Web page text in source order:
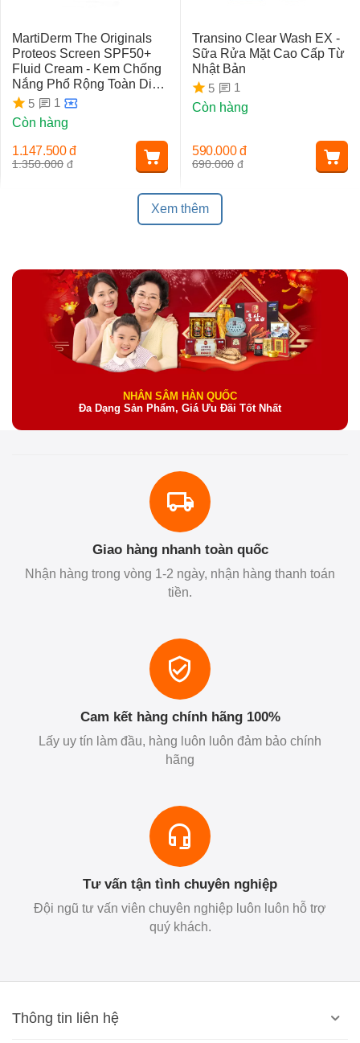
MartiDerm The Originals
Proteos Screen SPF50+
Fluid Cream - Kem Chống
Nắng Phổ Rộng Toàn Diện
Ngừa Lão Hóa, Nám Da
5
1
Còn hàng
1.350.000 đ
1.147.500 đ
Transino Clear Wash EX -
Sữa Rửa Mặt Cao Cấp Từ
Nhật Bản
5
1
Còn hàng
690.000 đ
590.000 đ
Xem thêm
NHÂN SÂM HÀN QUỐC
Đa Dạng Sản Phẩm, Giá Ưu Đãi Tốt Nhất
Giao hàng nhanh toàn quốc
Nhận hàng trong vòng 1-2 ngày, nhận hàng thanh toán
tiền.
Cam kết hàng chính hãng 100%
Lấy uy tín làm đầu, hàng luôn luôn đảm bảo chính
hãng
Tư vấn tận tình chuyên nghiệp
Đội ngũ tư vấn viên chuyên nghiệp luôn luôn hỗ trợ
quý khách.
Thông tin liên hệ